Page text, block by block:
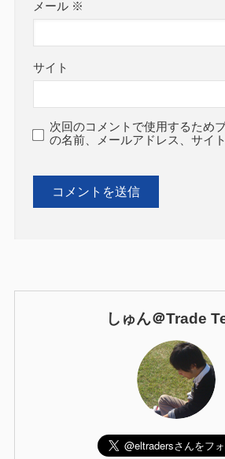
メール ※
サイト
次回のコメントで使用するため
の名前、メールアドレス、サイ
しゅん＠Trade